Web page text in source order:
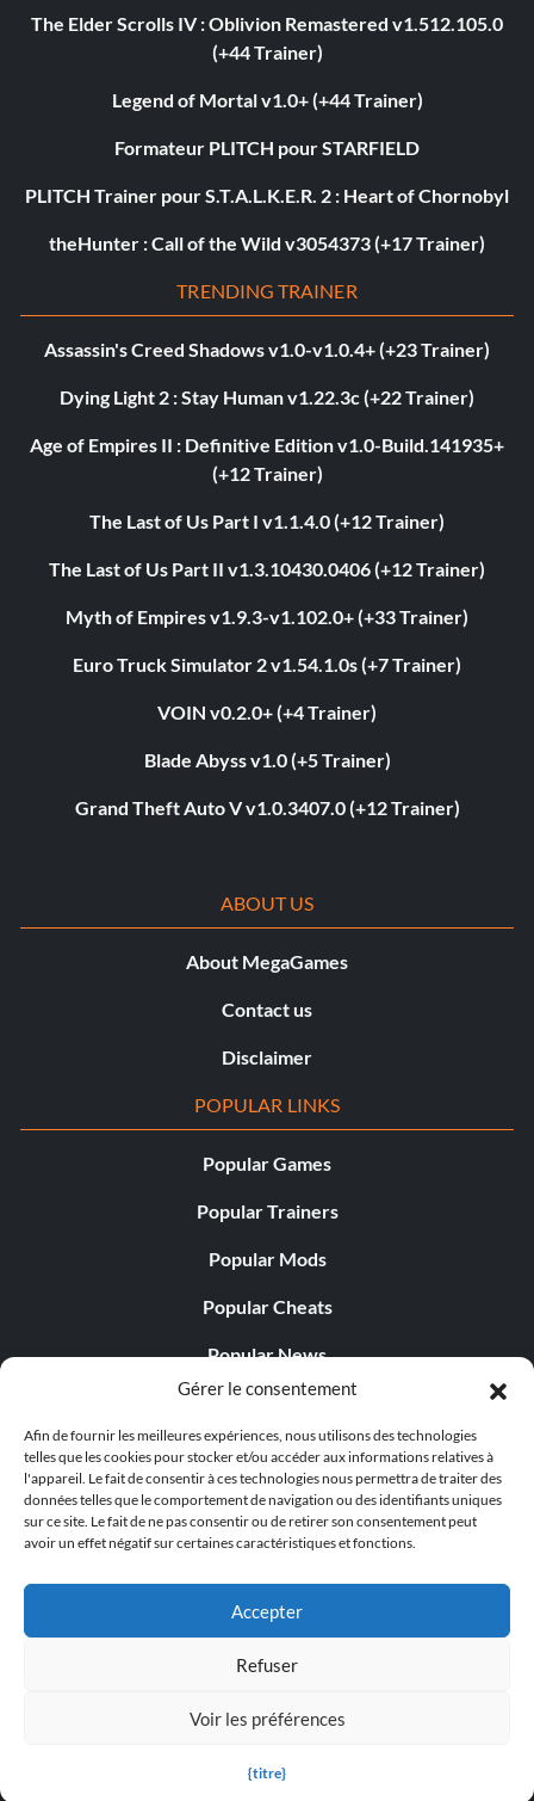
Gérer le consentement
Afin de fournir les meilleures expériences, nous utilisons des technologies
telles que les cookies pour stocker et/ou accéder aux informations relatives à
l'appareil. Le fait de consentir à ces technologies nous permettra de traiter des
données telles que le comportement de navigation ou des identifiants uniques
sur ce site. Le fait de ne pas consentir ou de retirer son consentement peut
avoir un effet négatif sur certaines caractéristiques et fonctions.
Accepter
Refuser
Voir les préférences
{titre}
The Elder Scrolls IV : Oblivion Remastered v1.512.105.0
(+44 Trainer)
Legend of Mortal v1.0+ (+44 Trainer)
Formateur PLITCH pour STARFIELD
PLITCH Trainer pour S.T.A.L.K.E.R. 2 : Heart of Chornobyl
theHunter : Call of the Wild v3054373 (+17 Trainer)
TRENDING TRAINER
Assassin's Creed Shadows v1.0-v1.0.4+ (+23 Trainer)
Dying Light 2 : Stay Human v1.22.3c (+22 Trainer)
Age of Empires II : Definitive Edition v1.0-Build.141935+
(+12 Trainer)
The Last of Us Part I v1.1.4.0 (+12 Trainer)
The Last of Us Part II v1.3.10430.0406 (+12 Trainer)
Myth of Empires v1.9.3-v1.102.0+ (+33 Trainer)
Euro Truck Simulator 2 v1.54.1.0s (+7 Trainer)
VOIN v0.2.0+ (+4 Trainer)
Blade Abyss v1.0 (+5 Trainer)
Grand Theft Auto V v1.0.3407.0 (+12 Trainer)
ABOUT US
About MegaGames
Contact us
Disclaimer
POPULAR LINKS
Popular Games
Popular Trainers
Popular Mods
Popular Cheats
Popular News
Popular Editorials
Popular Free Games
LATEST UPDATES
© 1998 - 2026 MegaGames.com All rights reserved
Settings